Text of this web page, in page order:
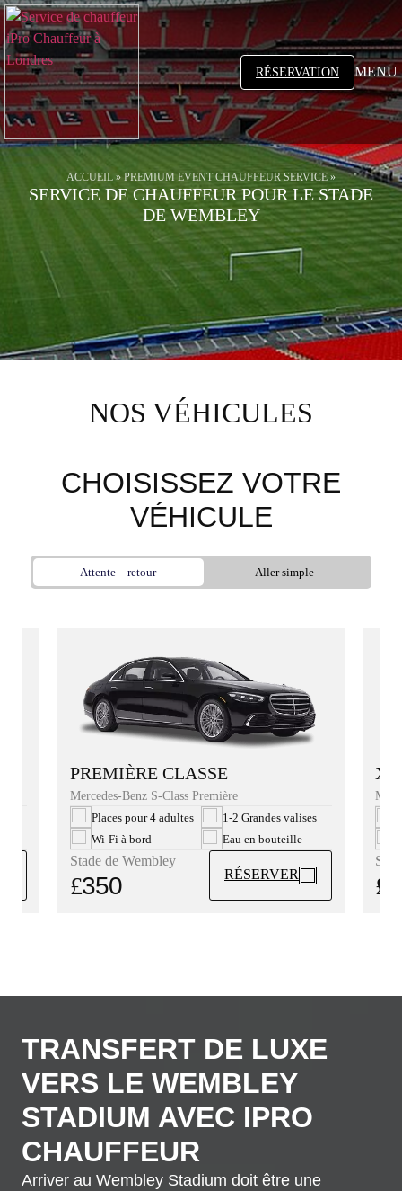
RÉSERVATION MENU
ACCUEIL » PREMIUM EVENT CHAUFFEUR SERVICE »
SERVICE DE CHAUFFEUR POUR LE STADE
DE WEMBLEY
NOS VÉHICULES
CHOISISSEZ VOTRE
VÉHICULE
Attente – retour Aller simple
PREMIÈRE CLASSE
Mercedes-Benz S-Class Première
Places pour 4 adultes
1-2 Grandes valises
Wi-Fi à bord
Eau en bouteille
Stade de Wembley
£350 RÉSERVER
XL
£
TRANSFERT DE LUXE
VERS LE WEMBLEY
STADIUM AVEC IPRO
CHAUFFEUR
Arriver au Wembley Stadium doit être une